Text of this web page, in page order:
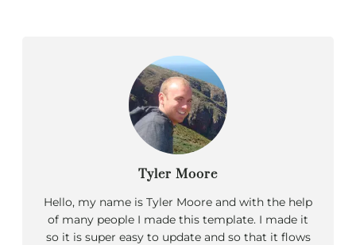
Tyler Moore
Hello, my name is Tyler Moore and with the help
of many people I made this template. I made it
so it is super easy to update and so that it flows